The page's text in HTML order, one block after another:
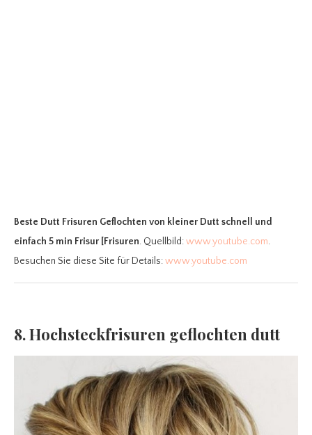
Beste Dutt Frisuren Geflochten von kleiner Dutt schnell und
einfach 5 min Frisur [Frisuren. Quellbild:www.youtube.com.
Besuchen Sie diese Site für Details:www.youtube.com
8. Hochsteckfrisuren geflochten dutt